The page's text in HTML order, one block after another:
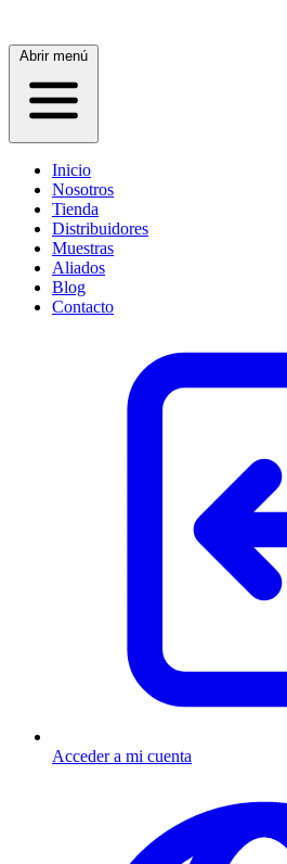
Abrir menú
Inicio
Nosotros
Tienda
Distribuidores
Muestras
Aliados
Blog
Contacto
Acceder a mi cuenta